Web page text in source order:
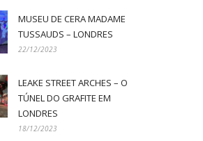
MUSEU DE CERA MADAME
TUSSAUDS – LONDRES
22/12/2023
LEAKE STREET ARCHES – O
TÚNEL DO GRAFITE EM
LONDRES
18/12/2023